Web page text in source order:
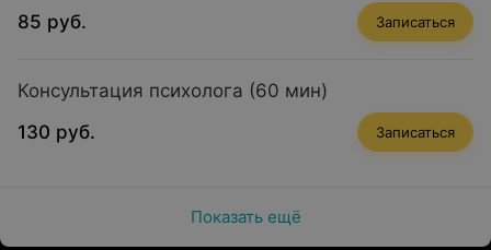
85 руб.
Записаться
Консультация психолога (60 мин)
130 руб.
Записаться
Показать ещё